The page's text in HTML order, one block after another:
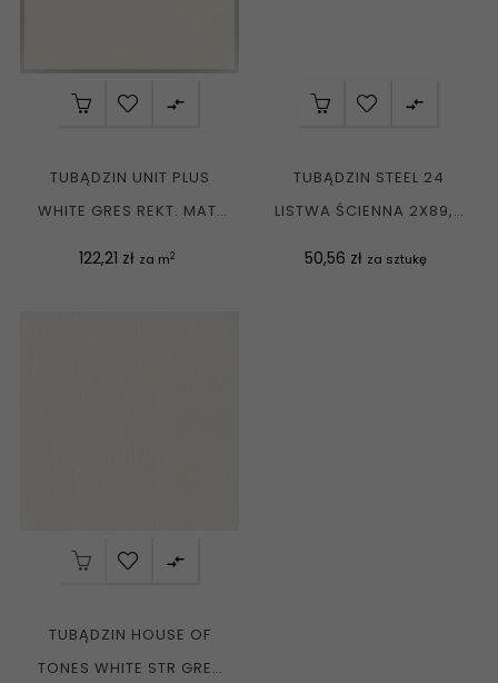

TUBĄDZIN UNIT PLUS
WHITE GRES REKT. MAT.
Cena
122,21 zł za m2

TUBĄDZIN STEEL 24
LISTWA ŚCIENNA 2X89,8
Cena
50,56 zł za sztukę

TUBĄDZIN HOUSE OF
TONES WHITE STR GRES